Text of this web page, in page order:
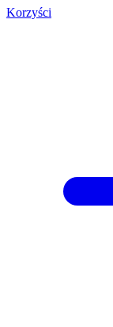
Korzyści